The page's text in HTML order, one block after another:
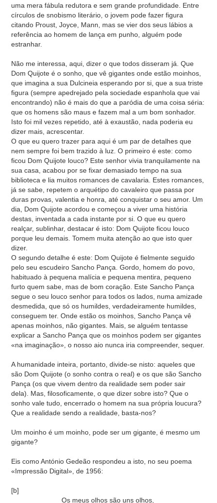
uma mera fábula redutora e sem grande profundidade. Entre
círculos de snobismo literário, o jovem pode fazer figura
citando Proust, Joyce, Mann, mas se vier dos seus lábios a
referência ao homem de lança em punho, alguém pode
estranhar.
Não me interessa, aqui, dizer o que todos disseram já. Que
Dom Quijote é o sonho, que vê gigantes onde estão moinhos,
que imagina a sua Dulcineia esperando por si, que a sua triste
figura (sempre apedrejado pela sociedade espanhola que vai
encontrando) não é mais do que a paródia de uma coisa séria:
que os homens são maus e fazem mal a um bom sonhador.
Isto foi mil vezes repetido, até à exaustão, nada poderia eu
dizer mais, acrescentar.
O que eu quero trazer para aqui é um par de detalhes que
nem sempre foi bem trazido à luz. O primeiro é este: como
ficou Dom Quijote louco? Este senhor vivia tranquilamente na
sua casa, acabou por se fixar demasiado tempo na sua
biblioteca e lia muitos romances de cavalaria. Estes romances,
já se sabe, repetem o arquétipo do cavaleiro que passa por
duras provas, valentia e honra, até conquistar o seu amor. Um
dia, Dom Quijote acordou e começou a viver uma história
destas, inventada a cada instante por si. O que eu quero
realçar, sublinhar, destacar é isto: Dom Quijote ficou louco
porque leu demais. Tomem muita atenção ao que isto quer
dizer.
O segundo detalhe é este: Dom Quijote é fielmente seguido
pelo seu escudeiro Sancho Pança. Gordo, homem do povo,
habituado à pequena malícia e pequena mentira, pequeno
furto quem sabe, mas de bom coração. Este Sancho Pança
segue o seu louco senhor para todos os lados, numa amizade
desmedida, que só os humildes, verdadeiramente humildes,
conseguem ter. Onde estão os moinhos, Sancho Pança vê
apenas moinhos, não gigantes. Mais, se alguém tentasse
explicar a Sancho Pança que os moinhos podem ser gigantes
«na imaginação», o nosso aio nunca iria compreender, sequer.
A humanidade inteira, portanto, divide-se nisto: aqueles que
são Dom Quijote (o sonho contra o real) e os que são Sancho
Pança (os que vivem dentro da realidade sem poder sair
dela). Mas, filosoficamente, o que dizer sobre isto? Que o
sonho vale tudo, encerrado o homem na sua própria loucura?
Que a realidade sendo a realidade, basta-nos?
Um moinho é um moinho, pode ser um gigante, é mesmo um
gigante?
Eis como António Gedeão respondeu a isto, no seu poema
«Impressão Digital», de 1956:
[b]
Os meus olhos são uns olhos,